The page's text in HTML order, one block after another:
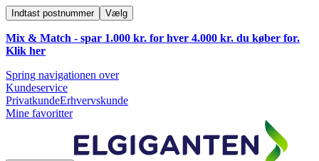
Indtast postnummer Vælg
Mix & Match - spar 1.000 kr. for hver 4.000 kr. du køber for.
Klik her
Spring navigationen over
Kundeservice
PrivatkundeErhvervskunde
Mine favoritter